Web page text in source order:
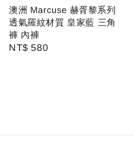
澳洲 Marcuse 赫胥黎系列
透氣羅紋材質 皇家藍 三角
褲 內褲
Regular
NT$ 580